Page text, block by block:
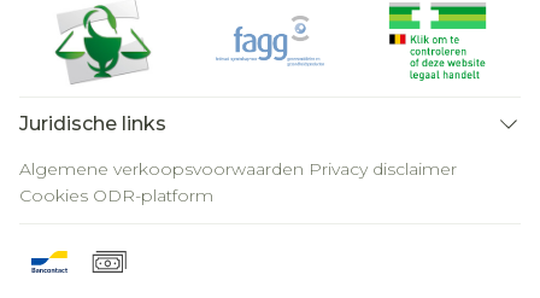
Juridische links
Algemene verkoopsvoorwaarden Privacy disclaimer
Cookies ODR-platform